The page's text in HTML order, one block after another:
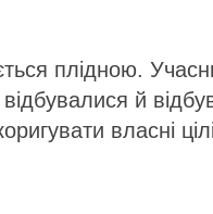
плідною.
й
власні